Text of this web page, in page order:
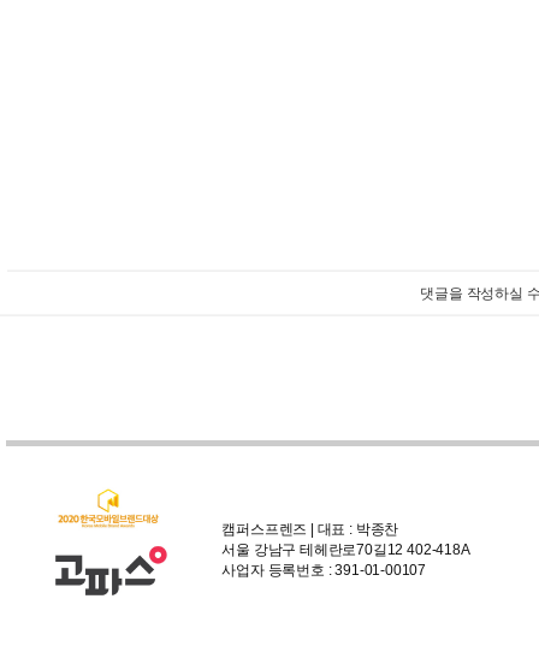
댓글을 작성하실
캠퍼스프렌즈 | 대표 : 박종찬
서울 강남구 테헤란로70길12 402-418A
사업자 등록번호 : 391-01-00107